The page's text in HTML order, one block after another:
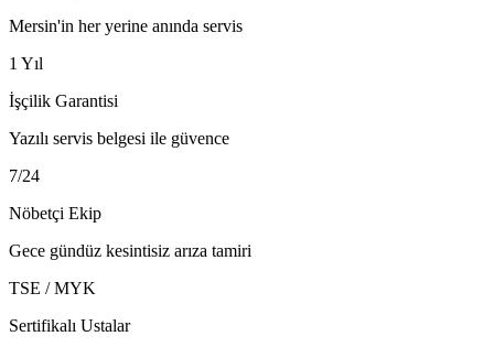
Mersin'in her yerine anında servis
1 Yıl
İşçilik Garantisi
Yazılı servis belgesi ile güvence
7/24
Nöbetçi Ekip
Gece gündüz kesintisiz arıza tamiri
TSE / MYK
Sertifikalı Ustalar